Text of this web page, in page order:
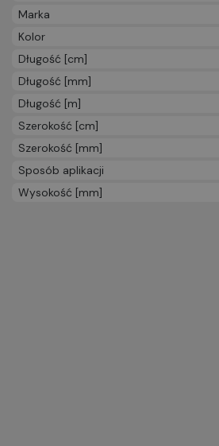
Materiały budowlane (39)
Oznakowanie (91)
Oznaczenia i akcesoria do
nawierzchni (35)
(49)
Panele odblaskowe (7)
Środki smarujące (8)
Marka
Kolor
Długość [cm]
Długość [mm]
Długość [m]
Szerokość [cm]
Szerokość [mm]
Sposób aplikacji
Wysokość [mm]